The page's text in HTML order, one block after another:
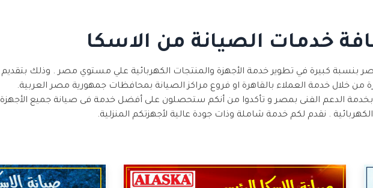
خدمات الصيانة من الاسكا
بنسبة كبيرة في تطوير خدمة الأجهزة والمنتجات الكهربائية علي مستوي مصر . وذلك بتقديم
من خلال خدمة العملاء بالقاهرة او فروع مراكز الصيانة بمحافظات جمهورية مصر العربية.
بخدمة الدعم الفنى بمصر و تأكدوا من أنكم ستحصلون على أفضل خدمة فى صيانة جميع الأجهزة
الكهربائية . نقدم لكم خدمة شاملة وذات جودة عالية لأجهزتكم المنزلية.